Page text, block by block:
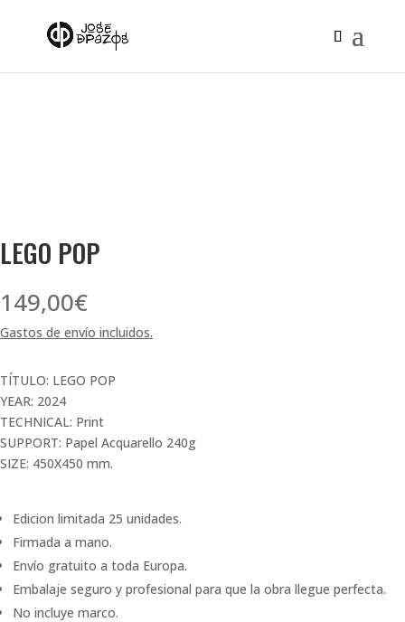
LEGO POP
149,00€
Gastos de envío incluidos.
TÍTULO: LEGO POP
YEAR: 2024
TECHNICAL: Print
SUPPORT: Papel Acquarello 240g
SIZE: 450X450 mm.
Edicion limitada 25 unidades.
Firmada a mano.
Envío gratuito a toda Europa.
Embalaje seguro y profesional para que la obra llegue perfecta.
No incluye marco.